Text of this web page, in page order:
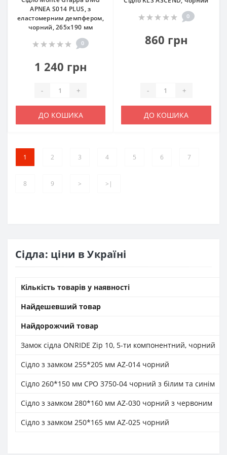
APNEA S014 PLUS, з
еластомерним демпфером,
чорний, 265х190 мм
0
1 240 грн
- +
ДО КОШИКА
0
860 грн
- +
ДО КОШИКА
1 2 3 4 5 6 7
8 9 > >|
Сідла: ціни в Україні
Кількість товарів у наявності
Найдешевший товар
Найдорожчий товар
Замок сідла ONRIDE Zip 10, 5-ти компонентний, чорний
Сідло з замком 255*205 мм AZ-014 чорний
Сідло 260*150 мм CPO 3750-04 чорний з білим та синім
Сідло з замком 280*160 мм AZ-030 чорний з червоним
Сідло з замком 250*165 мм AZ-025 чорний